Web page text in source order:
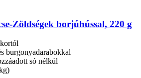
​Zöldségek borjúhússal, 220 g
burgonyadarabokkal
só nélkül